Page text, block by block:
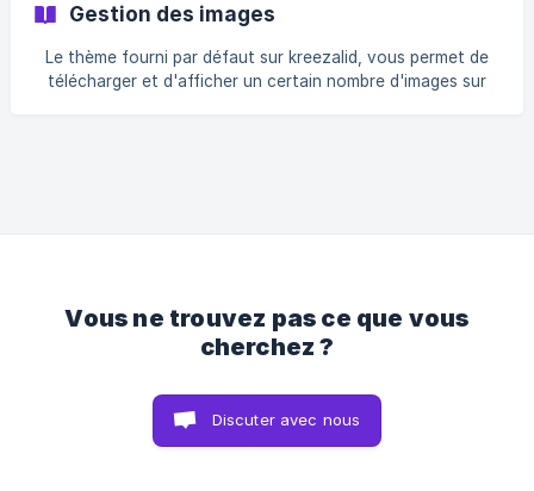
Gestion des images
Le thème fourni par défaut sur kreezalid, vous permet de
télécharger et d'afficher un certain nombre d'images sur
Vous ne trouvez pas ce que vous
cherchez ?
Discuter avec nous